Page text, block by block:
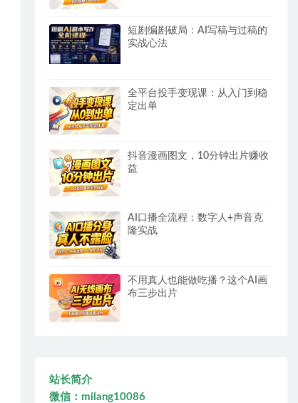
短剧编剧破局：AI写稿与过稿的
实战心法
全平台投手变现课：从入门到稳
定出单
抖音漫画图文，10分钟出片赚收
益
AI口播全流程：数字人+声音克
隆实战
不用真人也能做吃播？这个AI画
布三步出片
站长简介
微信：milang10086